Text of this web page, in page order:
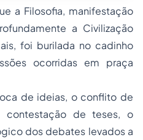
a Filosofia, manifestação
a Civilização
foi burilada no cadinho
ocorridas em praça
de ideias, o conflito de
contestação de teses, o
dos debates levados a